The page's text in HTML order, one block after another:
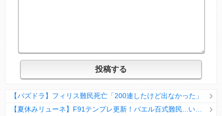
【パズドラ】フィリス難民死亡「200連したけど出なかった」